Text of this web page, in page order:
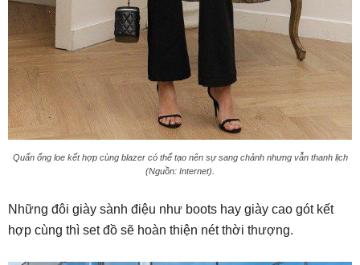
Quấn ống loe kết hợp cùng blazer có thể tạo nên sự sang chảnh nhưng vẫn thanh lịch
(Nguồn: Internet).
Những đôi giày sành điệu như boots hay giày cao gót kết
hợp cùng thì set đồ sẽ hoàn thiện nét thời thượng.